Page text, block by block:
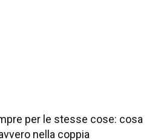
per le stesse cose: cosa
nella coppia